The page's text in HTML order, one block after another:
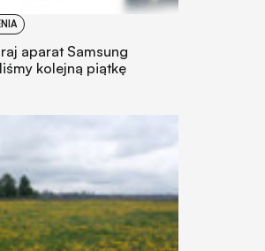
aparat Samsung
kolejną piątkę